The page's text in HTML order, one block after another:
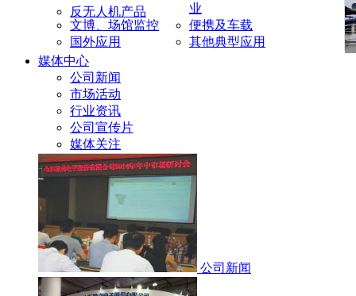
反无人机产品
业
文博、场馆监控
便携及车载
国外应用
其他典型应用
媒体中心
公司新闻
市场活动
行业资讯
公司宣传片
媒体关注
公司新闻